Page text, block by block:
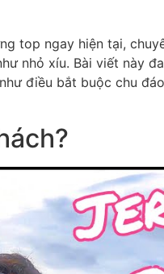
top ngay hiện tại,
nhỏ xíu. Bài viết này
điều bắt buộc chu